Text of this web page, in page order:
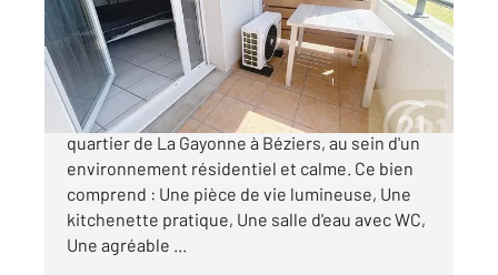
Appartement Studio à vendre
51 000 €
Découvrez ce studio fonctionnel situé dans le
quartier de La Gayonne à Béziers, au sein d'un
environnement résidentiel et calme. Ce bien
comprend : Une pièce de vie lumineuse, Une
kitchenette pratique, Une salle d'eau avec WC,
Une agréable ...